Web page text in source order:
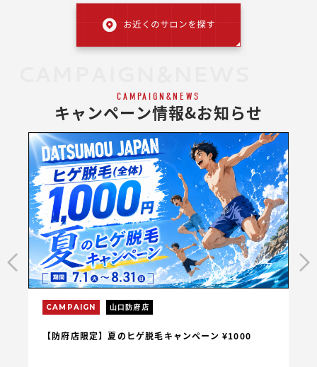
CAMPAIGN&NEWS
キャンペーン情報&お知らせ
CAMPAIGN 山口防府店
【防府店限定】夏のヒゲ脱毛キャンペーン ¥1000